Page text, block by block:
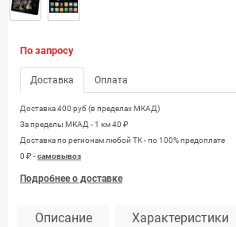
По запросу
Доставка Оплата
Доставка 400 руб (в пределах МКАД)
За пределы МКАД - 1 км 40 ₽
Доставка по регионам любой TK - по 100% предоплате
0 ₽ -самовывоз
Подробнее о доставке
Описание Характеристики